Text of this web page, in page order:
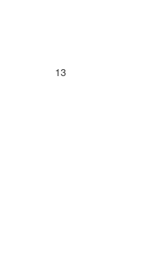
13